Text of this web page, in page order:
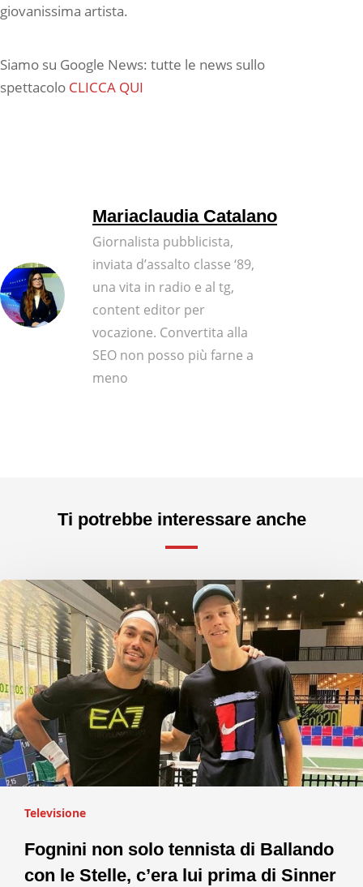
giovanissima artista.
Siamo su Google News: tutte le news sullo
spettacolo CLICCA QUI
Mariaclaudia Catalano
Giornalista pubblicista,
inviata d’assalto classe ‘89,
una vita in radio e al tg,
content editor per
vocazione. Convertita alla
SEO non posso più farne a
meno
Ti potrebbe interessare anche
Televisione
Fognini non solo tennista di Ballando
con le Stelle, c’era lui prima di Sinner